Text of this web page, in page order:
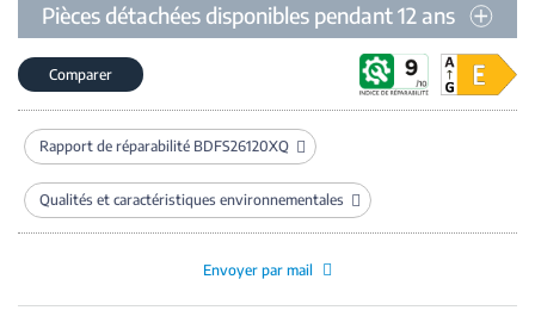
Pièces détachées disponibles pendant 12 ans
Comparer
Rapport de réparabilité BDFS26120XQ
Qualités et caractéristiques environnementales
Envoyer par mail